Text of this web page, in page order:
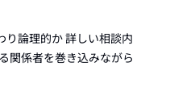
論理的か 詳しい相談内
関係者を巻き込みながら